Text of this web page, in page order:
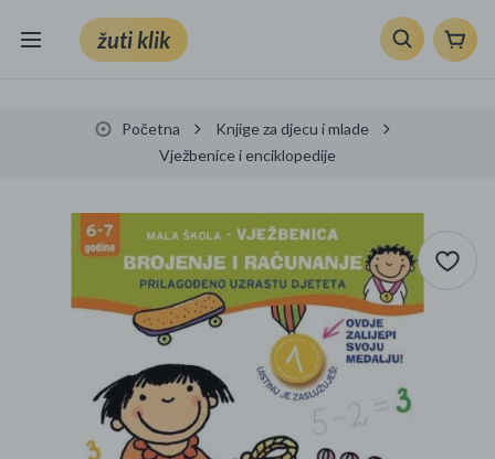
žuti klik
Knjige, škola i ured
TV, audio i foto
VRT I ALATI
Klik supermarket
Sport i slobodno vrijeme
Početna
Knjige za djecu i mlade
Vježbenice i enciklopedije